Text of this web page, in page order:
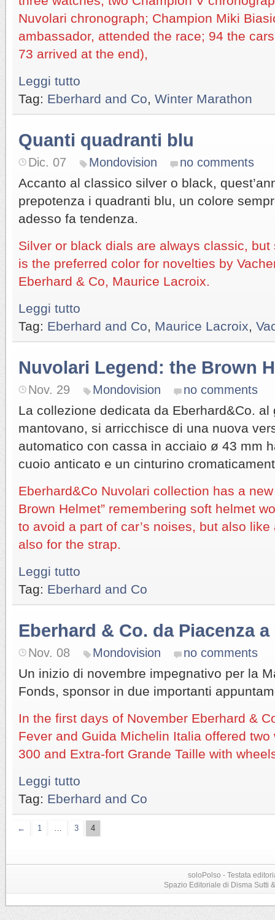
Nuvolari chronograph; Champion Miki
ambassador, attended the race; 94 the
73 arrived at the end),
Leggi tutto
Tag: Eberhard and Co Winter Marathon
Quanti quadranti blu
Dic. 07 Mondovision no comments
Accanto al classico silver o black,
prepotenza i quadranti blu, un colore
adesso fa tendenza.
Silver or black dials are always classic,
is the preferred color for novelties by
Eberhard & Co, Maurice Lacroix.
Leggi tutto
Tag: Eberhard and Co Maurice Lacroix
Nuvolari Legend: the Brown
Nov. 29 Mondovision no comments
La collezione dedicata da Eberhard&Co. al
mantovano, si arricchisce di una nuova
automatico con cassa in acciaio ø 43 mm
cuoio anticato e un cinturino
Eberhard&Co Nuvolari collection has a
Brown Helmet” remembering soft helmet
to avoid a part of car’s noises, but also
also for the strap.
Leggi tutto
Tag: Eberhard and Co
Eberhard & Co. da Piacenza
Nov. 08 Mondovision no comments
Un inizio di novembre impegnativo per la
Fonds, sponsor in due importanti
In the first days of November Eberhard &
Fever and Guida Michelin Italia offered
300 and Extra-fort Grande Taille with
Leggi tutto
Tag: Eberhard and Co
← 1 3 4
soloPolso - Testata
Spazio Editoriale di Disma Sutti